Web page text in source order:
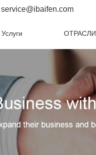
service@ibaifen.com
Услуги ОТРАСЛИ